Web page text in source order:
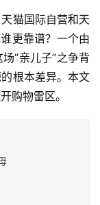
猫国际自营和天
更靠谱？一个由
”亲儿子”之争背
根本差异。本文
购物雷区。